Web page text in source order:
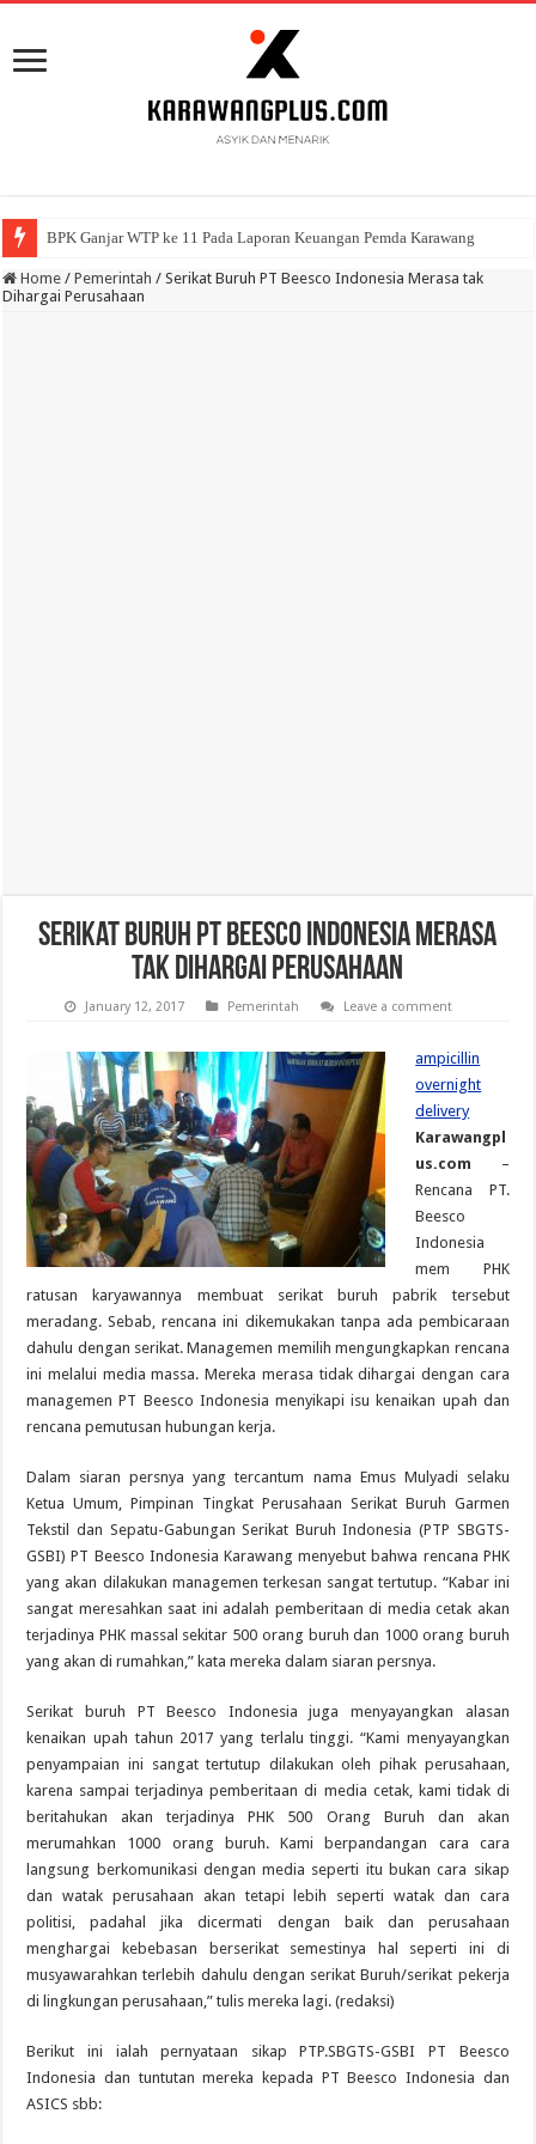
BPK Ganjar WTP ke 11 Pada Laporan Keuangan Pemda Karawang
Home / Pemerintah / Serikat Buruh PT Beesco Indonesia Merasa tak
Dihargai Perusahaan
Serikat Buruh PT Beesco Indonesia Merasa
tak Dihargai Perusahaan
January 12, 2017 Pemerintah Leave a comment
ampicillin
overnight
delivery
Karawangpl
us.com –
Rencana PT.
Beesco
Indonesia
mem PHK
ratusan karyawannya membuat serikat buruh pabrik tersebut
meradang. Sebab, rencana ini dikemukakan tanpa ada pembicaraan
dahulu dengan serikat. Managemen memilih mengungkapkan rencana
ini melalui media massa. Mereka merasa tidak dihargai dengan cara
managemen PT Beesco Indonesia menyikapi isu kenaikan upah dan
rencana pemutusan hubungan kerja.
Dalam siaran persnya yang tercantum nama Emus Mulyadi selaku
Ketua Umum, Pimpinan Tingkat Perusahaan Serikat Buruh Garmen
Tekstil dan Sepatu-Gabungan Serikat Buruh Indonesia (PTP SBGTS-
GSBI) PT Beesco Indonesia Karawang menyebut bahwa rencana PHK
yang akan dilakukan managemen terkesan sangat tertutup. “Kabar ini
sangat meresahkan saat ini adalah pemberitaan di media cetak akan
terjadinya PHK massal sekitar 500 orang buruh dan 1000 orang buruh
yang akan di rumahkan,” kata mereka dalam siaran persnya.
Serikat buruh PT Beesco Indonesia juga menyayangkan alasan
kenaikan upah tahun 2017 yang terlalu tinggi. “Kami menyayangkan
penyampaian ini sangat tertutup dilakukan oleh pihak perusahaan,
karena sampai terjadinya pemberitaan di media cetak, kami tidak di
beritahukan akan terjadinya PHK 500 Orang Buruh dan akan
merumahkan 1000 orang buruh. Kami berpandangan cara cara
langsung berkomunikasi dengan media seperti itu bukan cara sikap
dan watak perusahaan akan tetapi lebih seperti watak dan cara
politisi, padahal jika dicermati dengan baik dan perusahaan
menghargai kebebasan berserikat semestinya hal seperti ini di
musyawarahkan terlebih dahulu dengan serikat Buruh/serikat pekerja
di lingkungan perusahaan,” tulis mereka lagi. (redaksi)
Berikut ini ialah pernyataan sikap PTP.SBGTS-GSBI PT Beesco
Indonesia dan tuntutan mereka kepada PT Beesco Indonesia dan
ASICS sbb: